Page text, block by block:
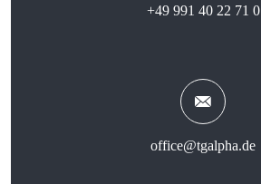
+49 991 40 22 71 0
office@tgalpha.de